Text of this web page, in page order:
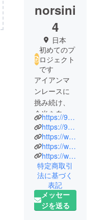
norsini
4
日本
初めてのプ
ロジェクト
です
アイアンマ
ンレースに
挑み続け、
全米を自転
車で横断。
そこで植物
ベースの食
事に虜にな
り、THE
PLANT ERA
を立ち上げ
たニコラ
ス・オルシ
https://99foods.jp/
https://99foods.io/
https://www.theplantera.jp
https://www.instagram.com/99foods_jp
https://www.linkedin.com/in/nicholasvorsini/
特定商取引
法に基づく
表記
メッセー
ジを送る